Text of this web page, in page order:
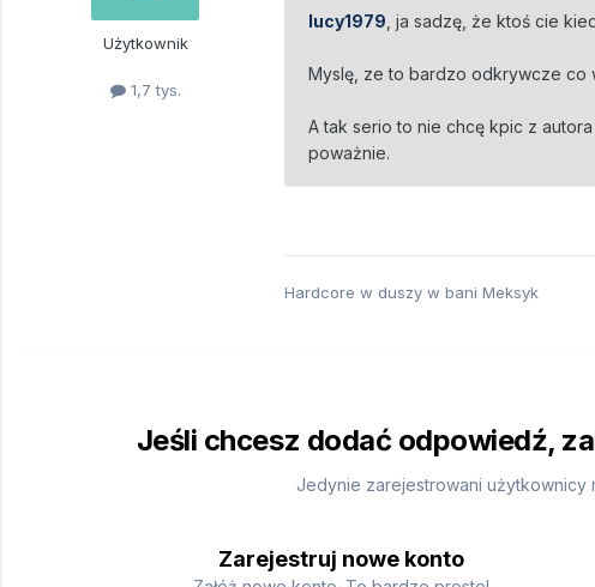
Użytkownik
1,7 tys.
lucy1979 , ja sadzę, że ktoś cie
Myslę, ze to bardzo odkrywcze co
A tak serio to nie chcę kpic z
poważnie.
Hardcore w duszy w bani Meksyk
Jeśli chcesz dodać odpowiedź,
Jedynie zarejestrowani użytkownicy
Zarejestruj nowe konto